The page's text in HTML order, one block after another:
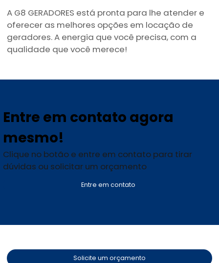
A G8 GERADORES está pronta para lhe atender e
oferecer as melhores opções em locação de
geradores. A energia que você precisa, com a
qualidade que você merece!
Entre em contato agora
mesmo!
Clique no botão e entre em contato para tirar
dúvidas ou solicitar um orçamento
Entre em contato
Solicite um orçamento